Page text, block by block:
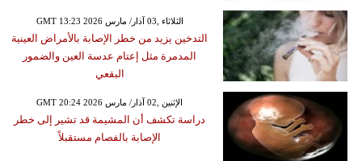
GMT 13:23 2026 الثلاثاء ,03 آذار/ مارس
التدخين يزيد من خطر الإصابة بالأمراض العينية
المدمرة مثل إعتام عدسة العين والضمور
البقعي
GMT 20:24 2026 الإثنين ,02 آذار/ مارس
دراسة تكشف أن المشيمة قد تشير إلى خطر
الإصابة بالفصام مستقبلاً